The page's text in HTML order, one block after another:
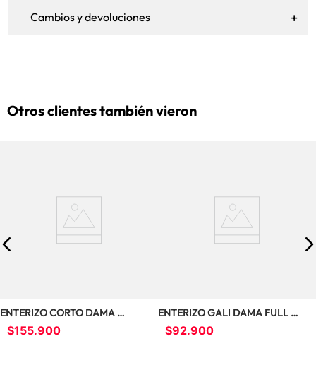
Cambios y devoluciones
Otros clientes también vieron
ENTERIZO CORTO DAMA
OCXYRYS 11407067
$155.900
ENTERIZO GALI DAMA FULL
MODA FE6002
$92.900